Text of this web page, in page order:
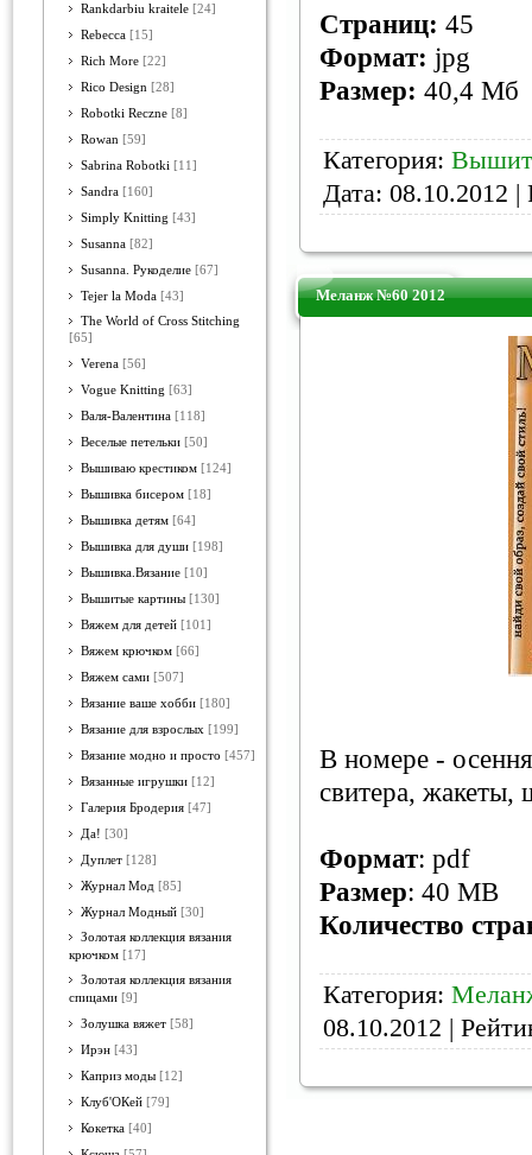
Rankdarbiu kraitele [24]
Rebecca [15]
Rich More [22]
Rico Design [28]
Robotki Reczne [8]
Rowan [59]
Sabrina Robotki [11]
Sandra [160]
Simply Knitting [43]
Susanna [82]
Susanna. Рукоделие [67]
Tejer la Moda [43]
The World of Cross Stitching
[65]
Verena [56]
Vogue Knitting [63]
Валя-Валентина [118]
Веселые петельки [50]
Вышиваю крестиком [124]
Вышивка бисером [18]
Вышивка детям [64]
Вышивка для души [198]
Вышивка.Вязание [10]
Вышитые картины [130]
Вяжем для детей [101]
Вяжем крючком [66]
Вяжем сами [507]
Вязание ваше хобби [180]
Вязание для взрослых [199]
Вязание модно и просто [457]
Вязанные игрушки [12]
Галерия Бродерия [47]
Да! [30]
Дуплет [128]
Журнал Мод [85]
Журнал Модный [30]
Золотая коллекция вязания
крючком [17]
Золотая коллекция вязания
спицами [9]
Золушка вяжет [58]
Ирэн [43]
Каприз моды [12]
Клуб'ОКей [79]
Кокетка [40]
Страниц: 45
Формат: jpg
Размер: 40,4 Мб
Категория:
Дата: 08.10.2012 |
Меланж №60 2012
В номере -
свитера, жакеты,
Формат: pdf
Размер: 40 MB
Количество
Категория:
08.10.2012 |